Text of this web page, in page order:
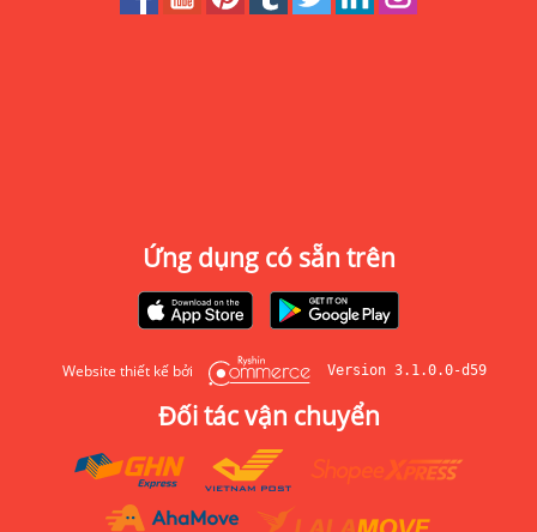
Ứng dụng có sẵn trên
Website thiết kế bởi Version 3.1.0.0-d59
Đối tác vận chuyển